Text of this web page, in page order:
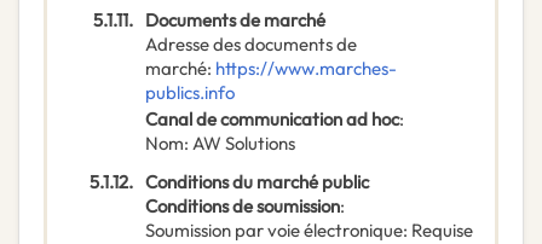
5.1.11. Documents de marché
Adresse des documents de
marché: https://www.marches-
publics.info
Canal de communication ad hoc:
Nom: AW Solutions
5.1.12. Conditions du marché public
Conditions de soumission:
Soumission par voie électronique: Requise